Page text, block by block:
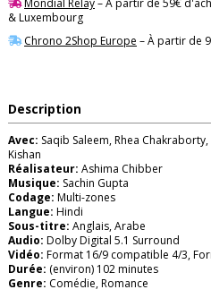
Mondial Relay– À partir de 59€
& Luxembourg
Chrono 2Shop Europe – À partir de
Description
Avec: Saqib Saleem, Rhea
Kishan
Réalisateur: Ashima Chibber
Musique: Sachin Gupta
Codage: Multi-zones
Langue: Hindi
Sous-titre: Anglais, Arabe
Audio: Dolby Digital 5.1 Surround
Vidéo: Format 16/9 compatible 4/3,
Durée: (environ) 102 minutes
Genre: Comédie, Romance